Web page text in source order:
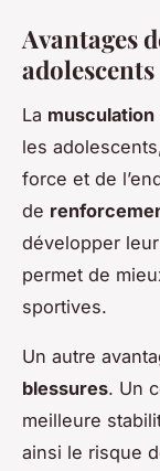
Avantages
adolescents
La musculation
les
force et de
de
développer
permet de
sportives.
Un autre
blessures. Un
meilleure
ainsi le risque